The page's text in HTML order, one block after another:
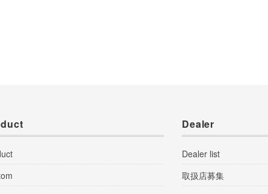
Dealer
Dealer list
取扱店募集